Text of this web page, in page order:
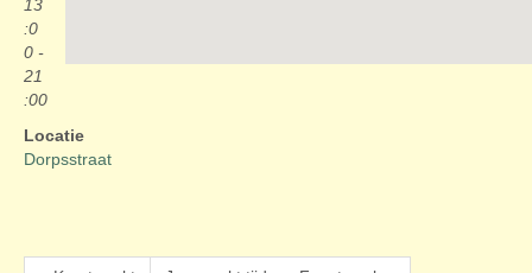
13
:0
0 -
21
:00
Locatie
Dorpsstraat